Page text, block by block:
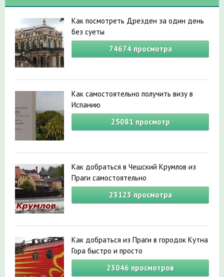
Как посмотреть Дрезден за один день
без суеты
74674просмотра
Как самостоятельно получить визу в
Испанию
25081просмотр
Как добраться в Чешский Крумлов из
Праги самостоятельно
23123 просмотра
Как добраться из Праги в городок Кутна
Гора быстро и просто
23046 просмотров